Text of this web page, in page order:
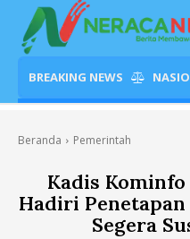
BREAKING NEWS
Beranda Pemerintah
Kadis
Hadiri
Segera